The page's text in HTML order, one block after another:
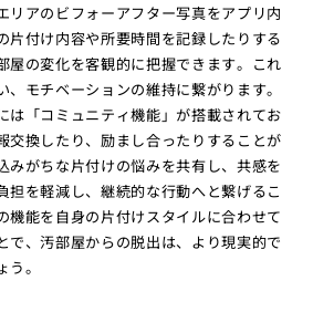
リアのビフォーアフター写真をアプリ内
片付け内容や所要時間を記録したりする
屋の変化を客観的に把握できます。これ
モチベーションの維持に繋がります。
は「コミュニティ機能」が搭載されてお
交換したり、励まし合ったりすることが
みがちな片付けの悩みを共有し、共感を
担を軽減し、継続的な行動へと繋げるこ
機能を自身の片付けスタイルに合わせて
で、汚部屋からの脱出は、より現実的で
。